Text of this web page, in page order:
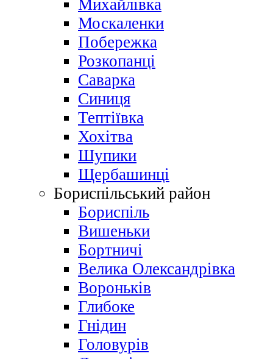
Михайлівка
Москаленки
Побережка
Розкопанці
Саварка
Синиця
Тептіївка
Хохітва
Шупики
Щербашинці
Бориспільський район
Бориспіль
Вишеньки
Бортничі
Велика Олександрівка
Вороньків
Глибоке
Гнідин
Головурів